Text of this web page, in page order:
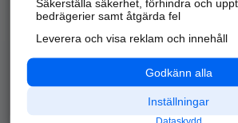
Alla kategorier
Populära
API & Kartor
Annonsera
Integritet
bedrägerier samt åtgärda fel
Leverera och visa reklam och innehåll
Godkänn alla
Inställningar
Dataskydd